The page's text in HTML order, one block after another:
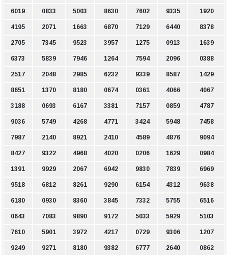
6019 0833 5003 8630 7602 9335 1920
4195 2071 1663 6870 7129 6440 8378
2705 7345 9523 3957 1275 0913 1639
6373 5839 7946 1264 7594 2096 0388
2517 2048 2985 6232 9339 8587 1429
8651 1370 8180 0674 0361 4066 4067
3188 0693 6167 3381 7157 0859 4787
9036 5749 4268 4771 3424 5948 7458
7987 2140 8921 2410 4589 4876 9094
8427 9322 4968 4020 0206 1629 0984
1391 9929 2067 6942 9830 7839 6969
9518 6812 8261 9290 6154 4312 9638
6180 0930 8360 3845 7332 5755 6516
0643 7083 9890 9172 5033 5929 5103
7610 5901 3972 4217 0729 9306 1207
9249 9271 8180 9382 6777 2640 0862